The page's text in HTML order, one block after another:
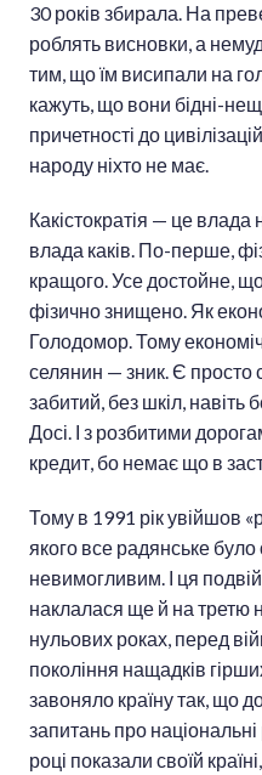
30 років збирала. На
роблять висновки, а
тим, що їм висипали на
кажуть, що вони бідні-
причетності до
народу ніхто не має.
Какістократія — це влада
влада каків. По-перше,
кращого. Усе достойне,
фізично знищено. Як
Голодомор. Тому
селянин — зник. Є просто
забитий, без шкіл, навіть
Досі. І з розбитими
кредит, бо немає що в
Тому в 1991 рік увійшов
якого все радянське було
невимогливим. І ця
наклалася ще й на третю
нульових роках, перед
покоління нащадків
завоняло країну так, що
запитань про
році показали своїй